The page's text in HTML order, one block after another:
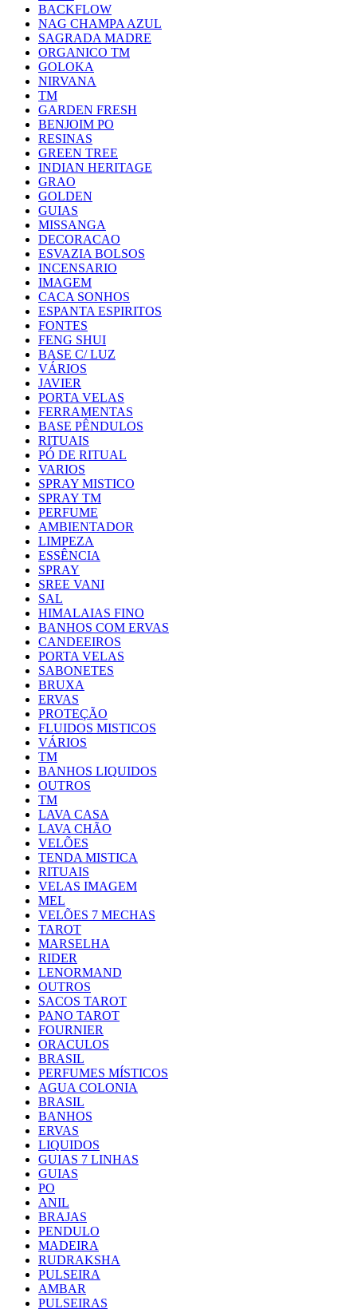
BACKFLOW
NAG CHAMPA AZUL
SAGRADA MADRE
ORGANICO TM
GOLOKA
NIRVANA
TM
GARDEN FRESH
BENJOIM PO
RESINAS
GREEN TREE
INDIAN HERITAGE
GRAO
GOLDEN
GUIAS
MISSANGA
DECORACAO
ESVAZIA BOLSOS
INCENSARIO
IMAGEM
CACA SONHOS
ESPANTA ESPIRITOS
FONTES
FENG SHUI
BASE C/ LUZ
VÁRIOS
JAVIER
PORTA VELAS
FERRAMENTAS
BASE PÊNDULOS
RITUAIS
PÓ DE RITUAL
VARIOS
SPRAY MISTICO
SPRAY TM
PERFUME
AMBIENTADOR
LIMPEZA
ESSÊNCIA
SPRAY
SREE VANI
SAL
HIMALAIAS FINO
BANHOS COM ERVAS
CANDEEIROS
PORTA VELAS
SABONETES
BRUXA
ERVAS
PROTEÇÃO
FLUIDOS MISTICOS
VÁRIOS
TM
BANHOS LIQUIDOS
OUTROS
TM
LAVA CASA
LAVA CHÃO
VELÕES
TENDA MISTICA
RITUAIS
VELAS IMAGEM
MEL
VELÕES 7 MECHAS
TAROT
MARSELHA
RIDER
LENORMAND
OUTROS
SACOS TAROT
PANO TAROT
FOURNIER
ORACULOS
BRASIL
PERFUMES MÍSTICOS
AGUA COLONIA
BRASIL
BANHOS
ERVAS
LIQUIDOS
GUIAS 7 LINHAS
GUIAS
PO
ANIL
BRAJAS
PENDULO
MADEIRA
RUDRAKSHA
PULSEIRA
AMBAR
PULSEIRAS